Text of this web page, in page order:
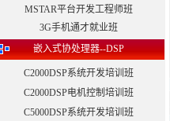
MSTAR平台开发工程师班
3G手机通才就业班
嵌入式协处理器--DSP
C2000DSP系统开发培训班
C2000DSP电机控制培训班
C5000DSP系统开发培训班